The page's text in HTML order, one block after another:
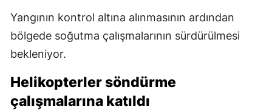
Yangının kontrol altına alınmasının ardından
bölgede soğutma çalışmalarının sürdürülmesi
bekleniyor.
Helikopterler söndürme
çalışmalarına katıldı